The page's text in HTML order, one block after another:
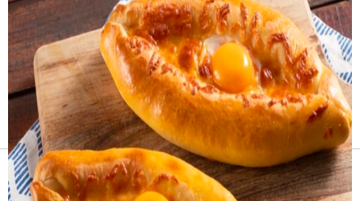
Receitas e vinhos